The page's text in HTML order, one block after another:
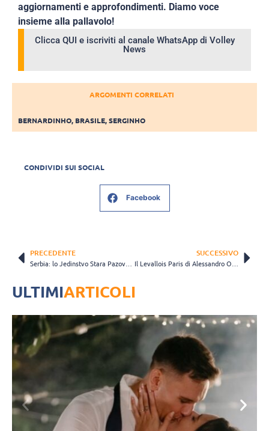
aggiornamenti e approfondimenti. Diamo voce
insieme alla pallavolo!
Clicca QUI e iscriviti al canale WhatsApp di Volley
News
ARGOMENTI CORRELATI
BERNARDINHO, BRASILE,SERGINHO
CONDIVIDI SUI SOCIAL
Facebook
PRECEDENTE SUCCESSIVO
ULTIMIARTICOLI